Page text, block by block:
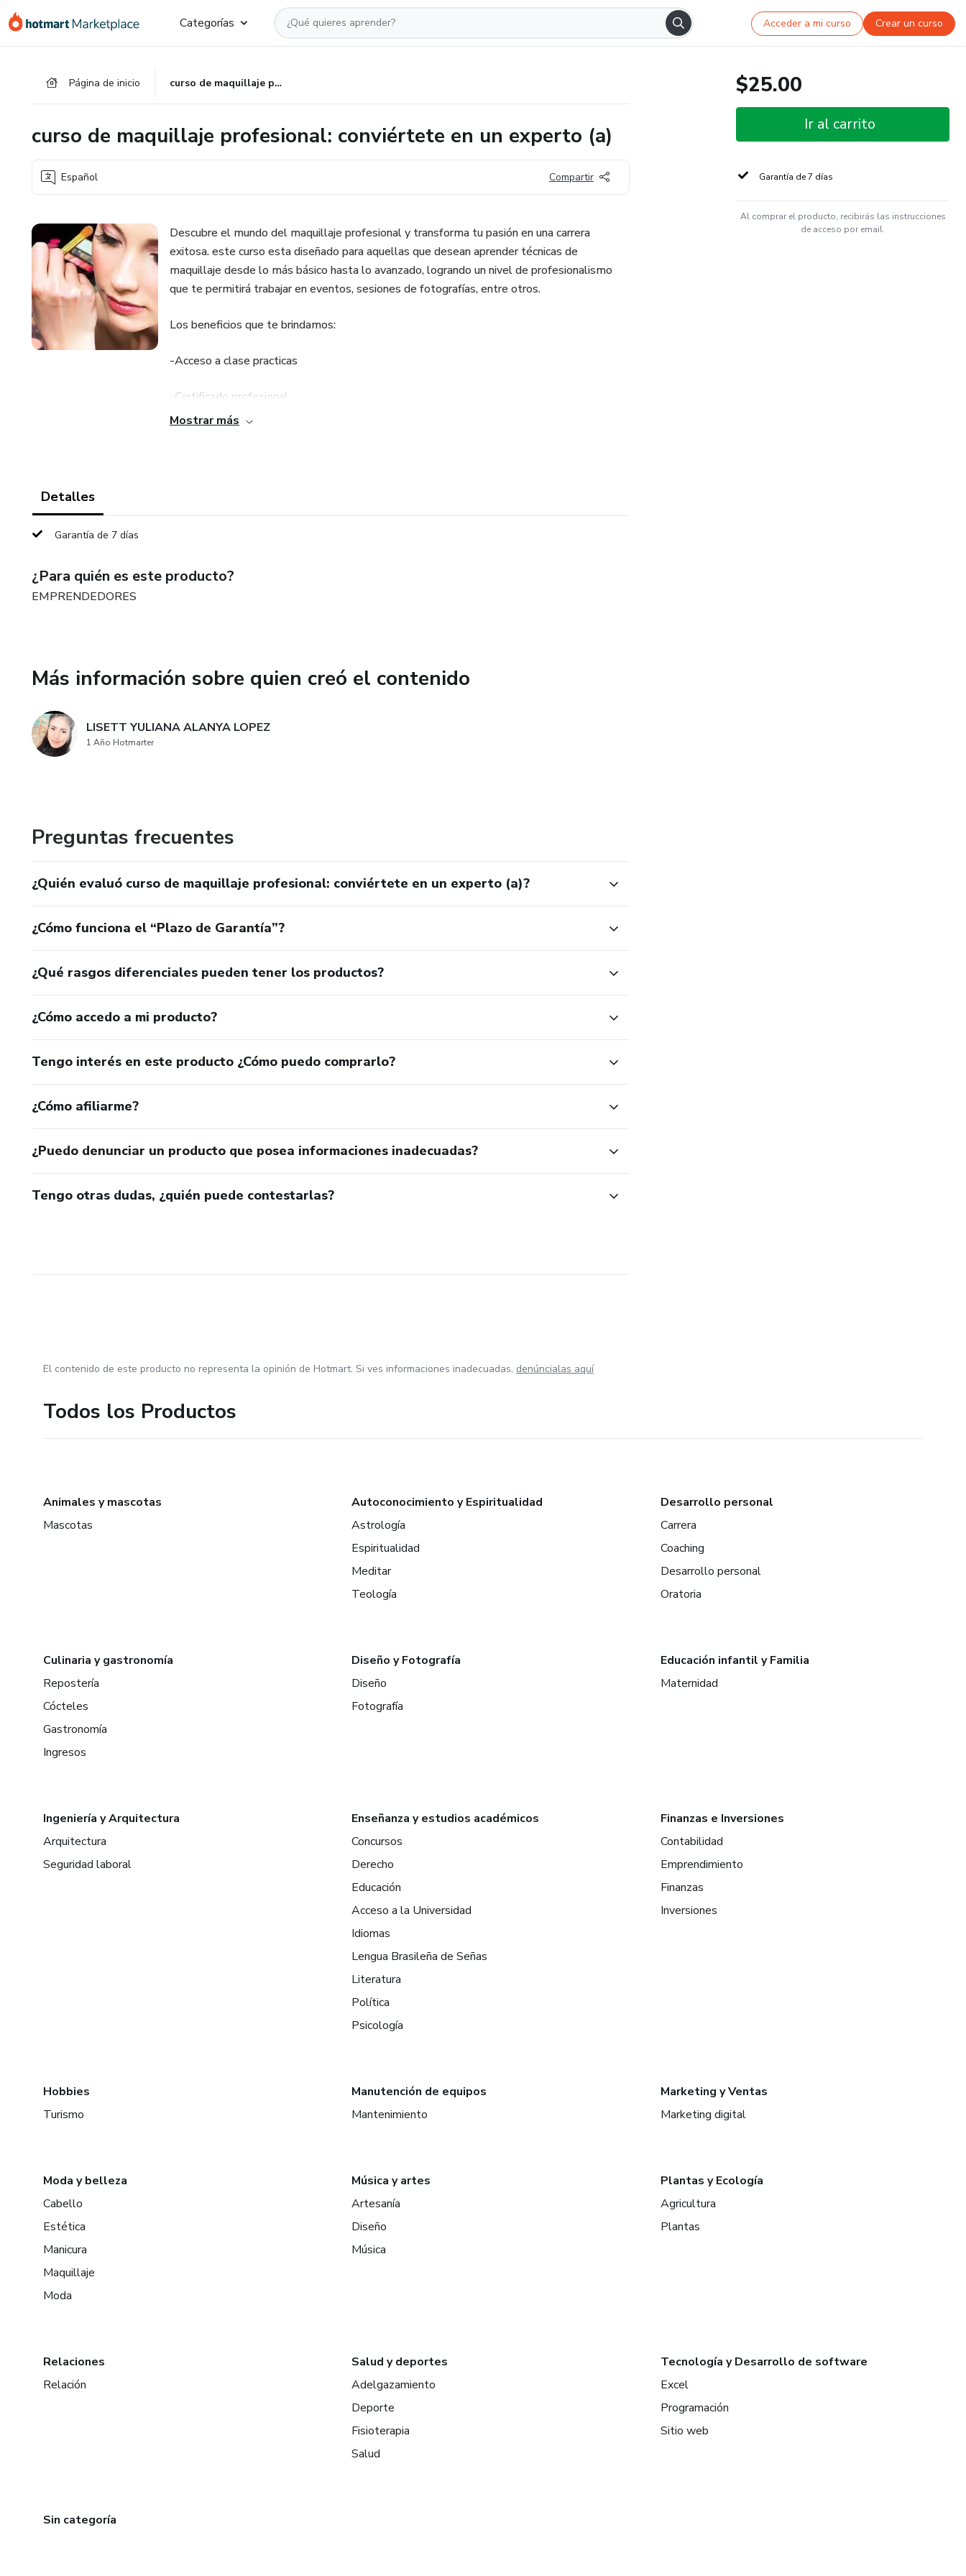
Categorías Acceder a mi curso Crear un curso
Página de inicio curso de maquillaje profesional: conviértete en un experto (a)
curso de maquillaje profesional: conviértete en un experto (a)
Español Compartir
Descubre el mundo del maquillaje profesional y transforma tu pasión en una carrera
exitosa. este curso esta diseñado para aquellas que desean aprender técnicas de
maquillaje desde lo más básico hasta lo avanzado, logrando un nivel de profesionalismo
que te permitirá trabajar en eventos, sesiones de fotografías, entre otros.
Los beneficios que te brindamos:
-Acceso a clase practicas
-Certificado profesional
Mostrar más
Detalles
Garantía de 7 días
¿Para quién es este producto?
EMPRENDEDORES
Más información sobre quien creó el contenido
LISETT YULIANA ALANYA LOPEZ
1 Año Hotmarter
Preguntas frecuentes
¿Quién evaluó curso de maquillaje profesional: conviértete en un experto (a)?
¿Cómo funciona el “Plazo de Garantía”?
¿Qué rasgos diferenciales pueden tener los productos?
¿Cómo accedo a mi producto?
Tengo interés en este producto ¿Cómo puedo comprarlo?
¿Cómo afiliarme?
¿Puedo denunciar un producto que posea informaciones inadecuadas?
Tengo otras dudas, ¿quién puede contestarlas?
$25.00
Ir al carrito
Garantía de 7 días
Al comprar el producto, recibirás las instrucciones
de acceso por email.
El contenido de este producto no representa la opinión de Hotmart. Si ves informaciones inadecuadas, denúncialas aquí
Todos los Productos
Animales y mascotas
Mascotas
Autoconocimiento y Espiritualidad
Astrología
Espiritualidad
Meditar
Teología
Desarrollo personal
Carrera
Coaching
Desarrollo personal
Oratoria
Culinaria y gastronomía
Repostería
Cócteles
Gastronomía
Ingresos
Diseño y Fotografía
Diseño
Fotografía
Educación infantil y Familia
Maternidad
Ingeniería y Arquitectura
Arquitectura
Seguridad laboral
Enseñanza y estudios académicos
Concursos
Derecho
Educación
Acceso a la Universidad
Idiomas
Lengua Brasileña de Señas
Literatura
Política
Psicología
Finanzas e Inversiones
Contabilidad
Emprendimiento
Finanzas
Inversiones
Hobbies
Turismo
Manutención de equipos
Mantenimiento
Marketing y Ventas
Marketing digital
Moda y belleza
Cabello
Estética
Manicura
Maquillaje
Moda
Música y artes
Artesanía
Diseño
Música
Plantas y Ecología
Agricultura
Plantas
Relaciones
Relación
Salud y deportes
Adelgazamiento
Deporte
Fisioterapia
Salud
Tecnología y Desarrollo de software
Excel
Programación
Sitio web
Sin categoría